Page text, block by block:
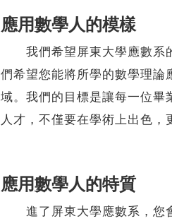
應用數學人的模樣
我們希望屏東大學應數系的
們希望您能將所學的數學理論
域。我們的目標是讓每一位畢
人才，不僅要在學術上出色，
應用數學人的特質
進了屏東大學應數系，您會